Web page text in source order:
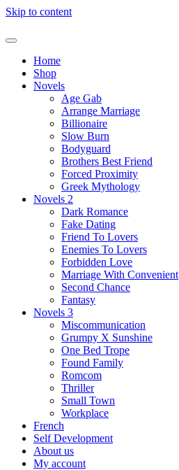
Skip to content
Home
Shop
Novels
Age Gab
Arrange Marriage
Billionaire
Slow Burn
Bodyguard
Brothers Best Friend
Forced Proximity
Greek Mythology
Novels 2
Dark Romance
Fake Dating
Friend To Lovers
Enemies To Lovers
Forbidden Love
Marriage With Convenient
Second Chance
Fantasy
Novels 3
Miscommunication
Grumpy X Sunshine
One Bed Trope
Found Family
Romcom
Thriller
Small Town
Workplace
French
Self Development
About us
My account